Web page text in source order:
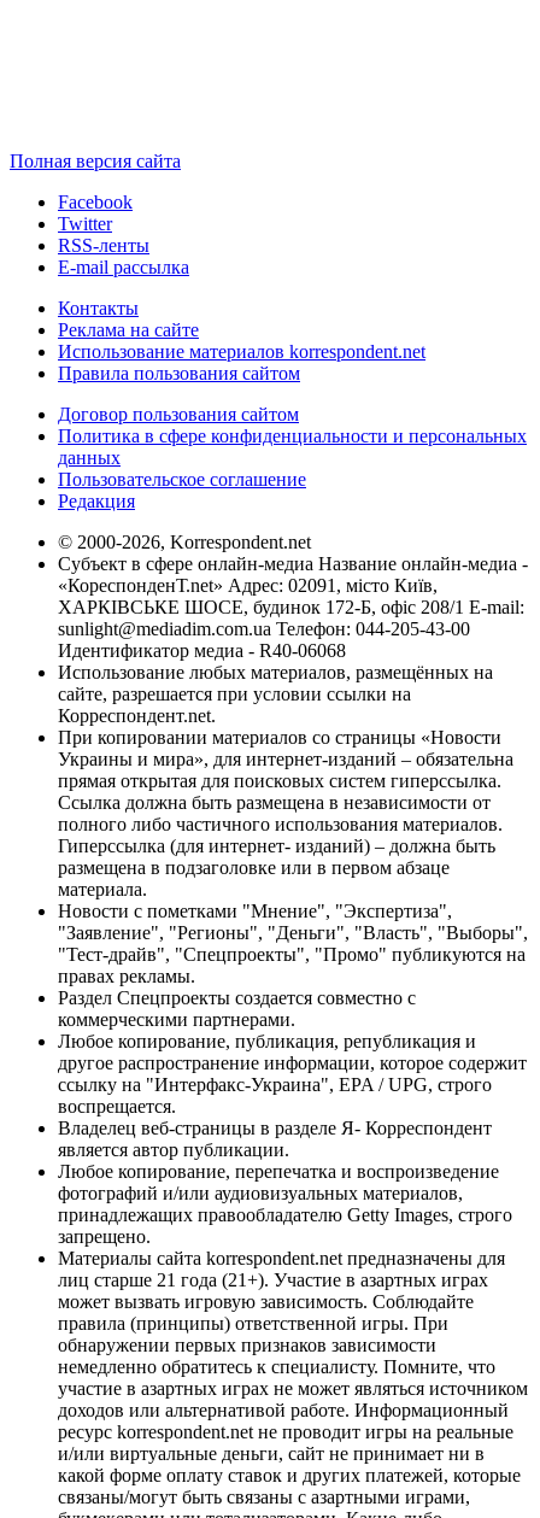
Полная версия сайта
Facebook
Twitter
RSS-ленты
E-mail рассылка
Контакты
Реклама на сайте
Использование материалов korrespondent.net
Правила пользования сайтом
Договор пользования сайтом
Политика в сфере конфиденциальности и персональных
данных
Пользовательское соглашение
Редакция
© 2000-2026, Korrespondent.net
Субъект в сфере онлайн-медиа Название онлайн-медиа -
«КореспонденТ.net» Адрес: 02091, місто Київ,
ХАРКІВСЬКЕ ШОСЕ, будинок 172-Б, офіс 208/1 E-mail:
sunlight@mediadim.com.ua Телефон: 044-205-43-00
Идентификатор медиа - R40-06068
Использование любых материалов, размещённых на
сайте, разрешается при условии ссылки на
Корреспондент.net.
При копировании материалов со страницы «Новости
Украины и мира», для интернет-изданий – обязательна
прямая открытая для поисковых систем гиперссылка.
Ссылка должна быть размещена в независимости от
полного либо частичного использования материалов.
Гиперссылка (для интернет- изданий) – должна быть
размещена в подзаголовке или в первом абзаце
материала.
Новости с пометками "Мнение", "Экспертиза",
"Заявление", "Регионы", "Деньги", "Власть", "Выборы",
"Тест-драйв", "Спецпроекты", "Промо" публикуются на
правах рекламы.
Раздел Спецпроекты создается совместно с
коммерческими партнерами.
Любое копирование, публикация, републикация и
другое распространение информации, которое содержит
ссылку на "Интерфакс-Украина", EPA / UPG, строго
воспрещается.
Владелец веб-страницы в разделе Я- Корреспондент
является автор публикации.
Любое копирование, перепечатка и воспроизведение
фотографий и/или аудиовизуальных материалов,
принадлежащих правообладателю Getty Images, строго
запрещено.
Материалы сайта korrespondent.net предназначены для
лиц старше 21 года (21+). Участие в азартных играх
может вызвать игровую зависимость. Соблюдайте
правила (принципы) ответственной игры. При
обнаружении первых признаков зависимости
немедленно обратитесь к специалисту. Помните, что
участие в азартных играх не может являться источником
доходов или альтернативой работе. Информационный
ресурс korrespondent.net не проводит игры на реальные
и/или виртуальные деньги, сайт не принимает ни в
какой форме оплату ставок и других платежей, которые
связаны/могут быть связаны с азартными играми,